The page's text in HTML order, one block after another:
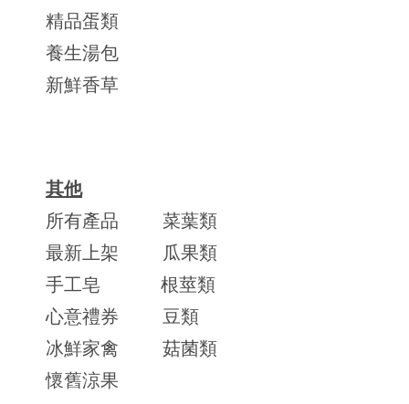
精品蛋類
養生湯包
新鮮香草
其他
所有產品
菜葉類
最新上架
瓜果類
手工皂
根莖類
心意禮券
豆類
冰鮮家禽
菇菌類
懷舊涼果